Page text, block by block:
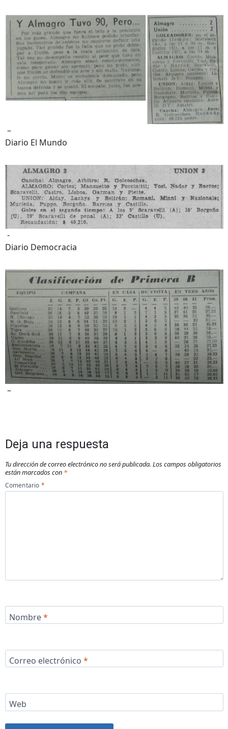
–
Diario El Mundo
-
Diario Democracia
–
Deja una respuesta
Tu dirección de correo electrónico no será publicada. Los campos obligatorios
están marcados con *
Comentario *
Nombre*
Correo electrónico *
Web